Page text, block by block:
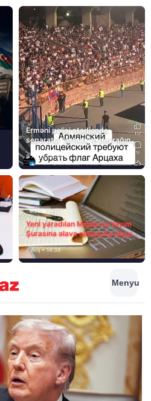
Erməni polisi stadionda
separatçı “Artsax”ın bayrağını
müsadirə etdi və…
8 Avq • 08:39
MEDİA
Yeni yaradılan Media və Yayım
Şurasına əlavə olaraq bu hüquq
və vəzifələr də verilib
7 Avq • 14:38
Menyu